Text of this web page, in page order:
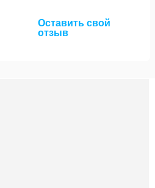
Оставить свой
отзыв